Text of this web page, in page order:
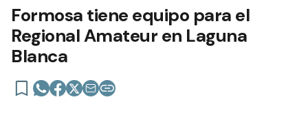
Formosa tiene equipo para el
Regional Amateur en Laguna
Blanca